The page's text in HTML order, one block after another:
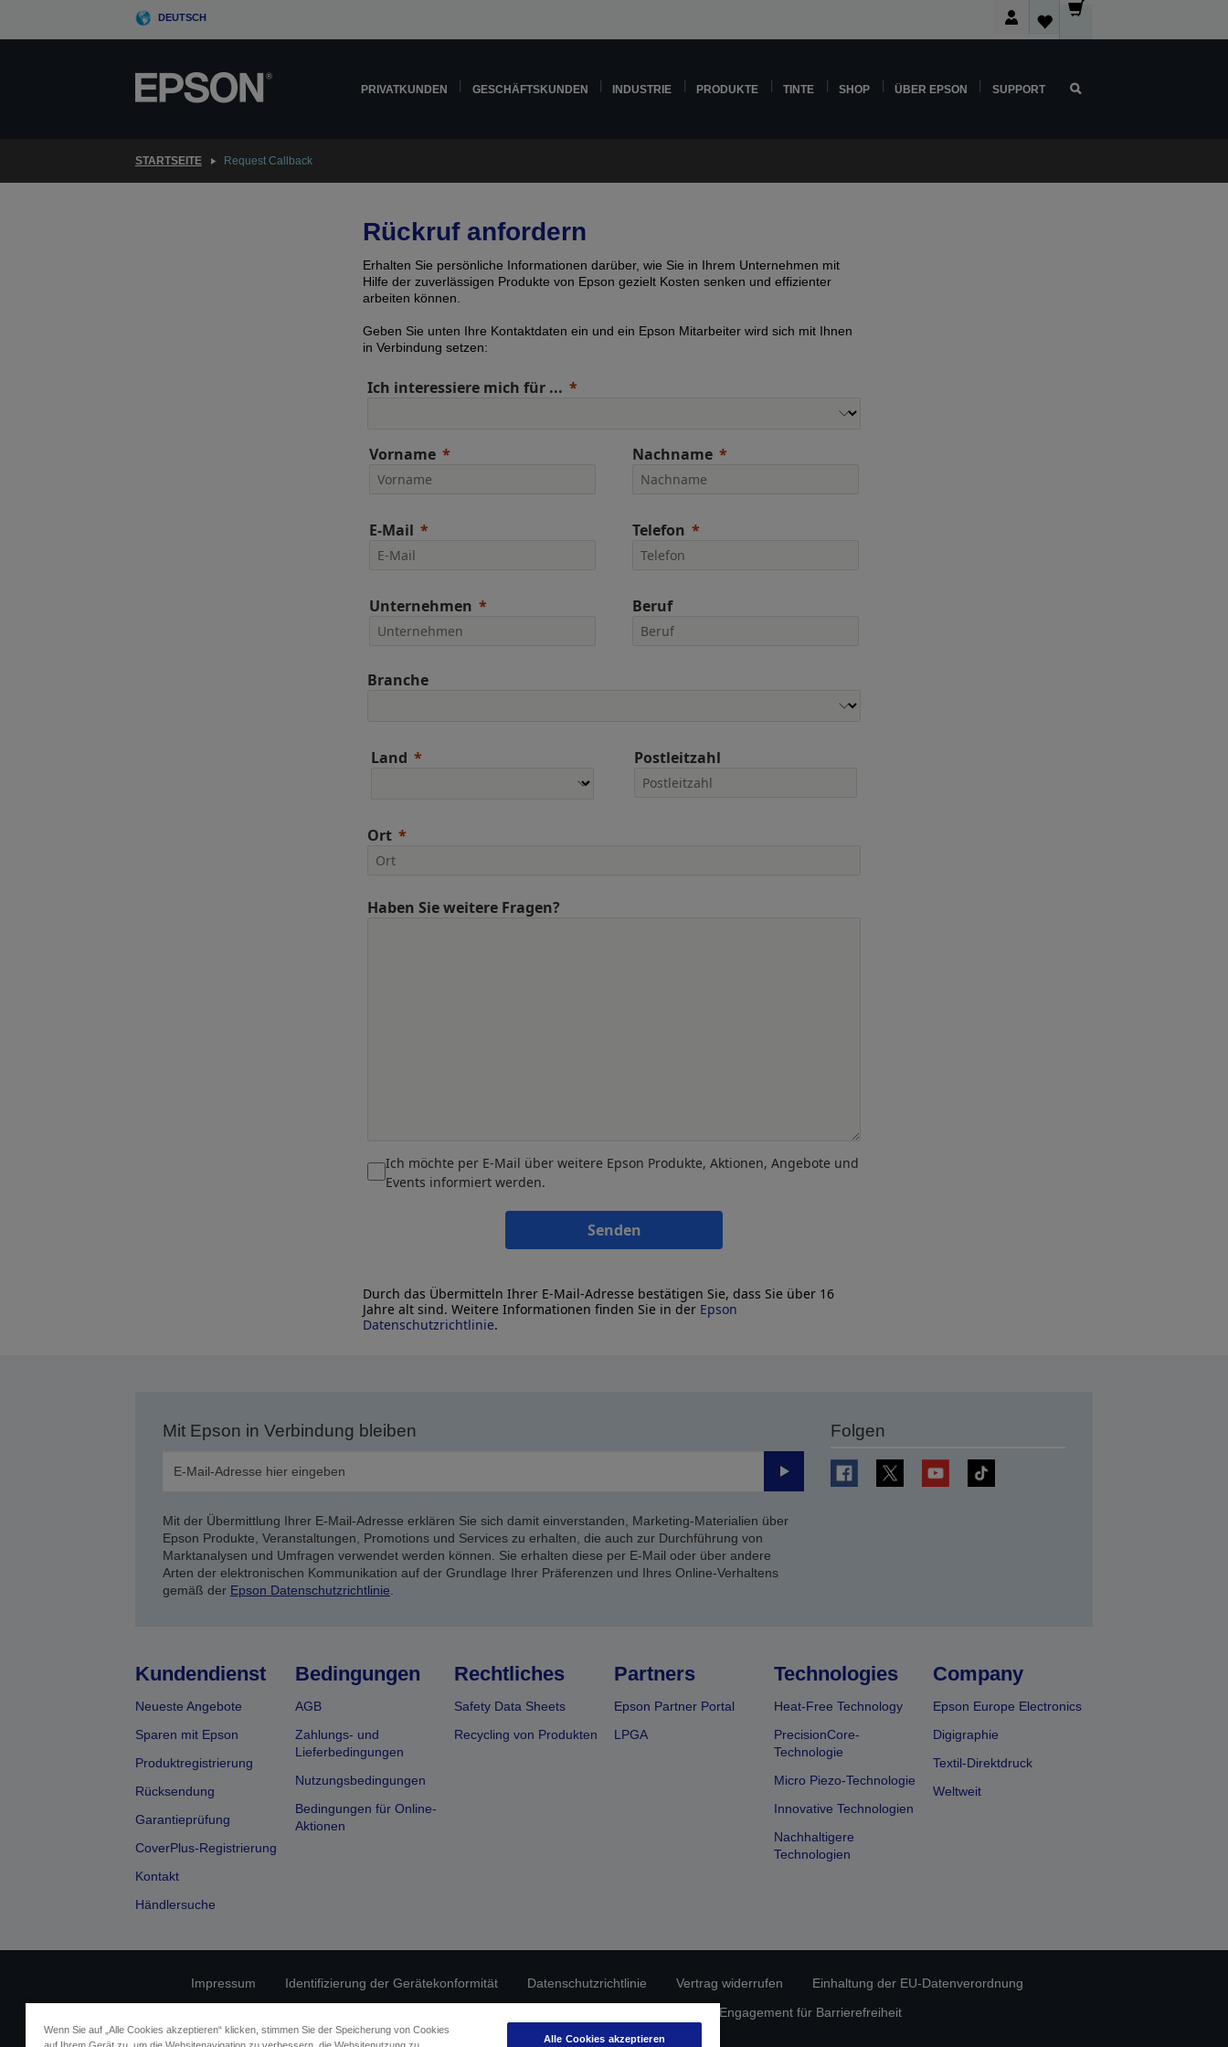
DEUTSCH
PRIVATKUNDEN GESCHÄFTSKUNDEN INDUSTRIE PRODUKTE TINTE SHOP ÜBER EPSON SUPPORT
STARTSEITE Request Callback
Rückruf anfordern
Erhalten Sie persönliche Informationen darüber, wie Sie in Ihrem Unternehmen mit
Hilfe der zuverlässigen Produkte von Epson gezielt Kosten senken und effizienter
arbeiten können.
Geben Sie unten Ihre Kontaktdaten ein und ein Epson Mitarbeiter wird sich mit Ihnen
in Verbindung setzen:
Ich interessiere mich für ...
Vorname Nachname
E-Mail Telefon
Unternehmen Beruf
Branche
Land Postleitzahl
Ort
Haben Sie weitere Fragen?
Ich möchte per E-Mail über weitere Epson Produkte, Aktionen, Angebote und
Events informiert werden.
Senden
Durch das Übermitteln Ihrer E-Mail-Adresse bestätigen Sie, dass Sie über 16
Jahre alt sind. Weitere Informationen finden Sie in der Epson
Datenschutzrichtlinie.
Mit Epson in Verbindung bleiben
Senden
Mit der Übermittlung Ihrer E-Mail-Adresse erklären Sie sich damit einverstanden, Marketing-Materialien über
Epson Produkte, Veranstaltungen, Promotions und Services zu erhalten, die auch zur Durchführung von
Marktanalysen und Umfragen verwendet werden können. Sie erhalten diese per E-Mail oder über andere
Arten der elektronischen Kommunikation auf der Grundlage Ihrer Präferenzen und Ihres Online-Verhaltens
gemäß der Epson Datenschutzrichtlinie
Folgen
Kundendienst
Neueste Angebote
Sparen mit Epson
Produktregistrierung
Rücksendung
Garantieprüfung
CoverPlus-Registrierung
Kontakt
Händlersuche
Bedingungen
AGB
Zahlungs- und
Lieferbedingungen
Nutzungsbedingungen
Bedingungen für Online-
Aktionen
Rechtliches
Safety Data Sheets
Recycling von Produkten
Partners
Epson Partner Portal
LPGA
Technologies
Heat-Free Technology
PrecisionCore-
Technologie
Micro Piezo-Technologie
Innovative Technologien
Nachhaltigere
Technologien
Company
Epson Europe Electronics
Digigraphie
Textil-Direktdruck
Weltweit
Impressum Identifizierung der Gerätekonformität Datenschutzrichtlinie Vertrag widerrufen
Einhaltung der EU-Datenverordnung
Epson Engagement für Barrierefreiheit
Wenn Sie auf „Alle Cookies akzeptieren“ klicken, stimmen Sie der Speicherung von Cookies
Alle Cookies akzeptieren